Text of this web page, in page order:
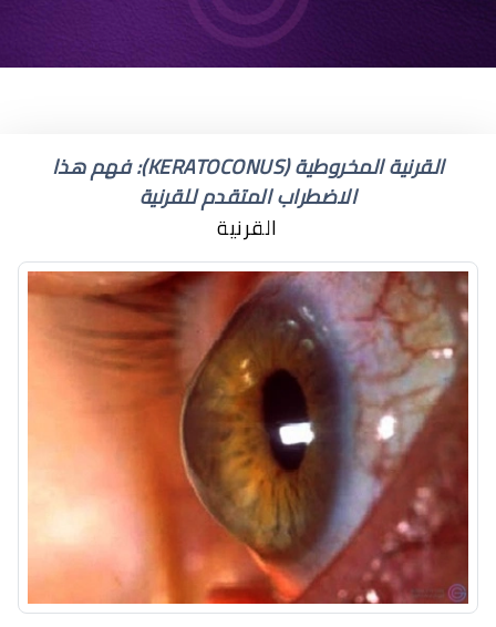
القرنية المخروطية (KERATOCONUS): فهم هذا
الاضطراب المتقدم للقرنية
القرنية